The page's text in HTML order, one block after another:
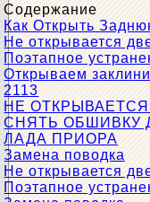
Содержание
Как Открыть
Не открывается
Поэтапное
Открываем
2113
НЕ
СНЯТЬ ОБШИВКУ
ЛАДА ПРИОРА
Замена поводка
Не открывается
Поэтапное